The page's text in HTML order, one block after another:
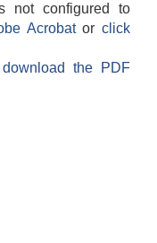
not configured to
Acrobatorclick
the PDF